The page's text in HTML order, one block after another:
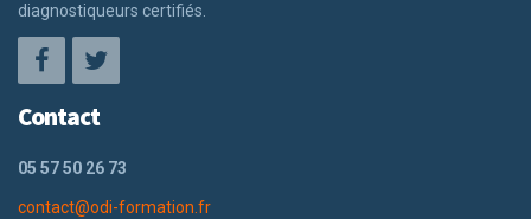
diagnostiqueurs certifiés.
Contact
05 57 50 26 73
contact@odi-formation.fr